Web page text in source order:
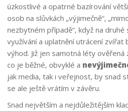
úzkostlivé a opatrné bazírování
osob na slůvkách „výjimečně“,
nezbytném případě“, když na druhé
využívání a uplatnění utrácení zvířat
výhod. Již jen samotná léty ověřená
co je běžné, obvyklé a
jak media, tak i veřejnost, by snad
se ale ještě vrátím v závěru.
Snad největším a nejdůležitějším